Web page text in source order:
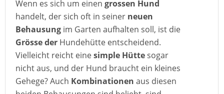
Wenn es sich um einen grossen Hund
handelt, der sich oft in seiner neuen
Behausung im Garten aufhalten soll, ist die
Grösse der Hundehütte entscheidend.
Vielleicht reicht einesimple Hüttesogar
nicht aus, und der Hund braucht ein kleines
Gehege? Auch Kombinationen aus diesen